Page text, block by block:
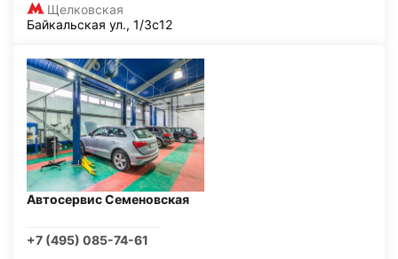
Щелковская
Байкальская ул., 1/3с12
Автосервис Семеновская
+7 (495) 085-74-61